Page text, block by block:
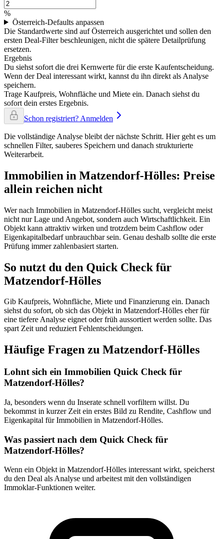
%
Österreich-Defaults anpassen
Die Standardwerte sind auf Österreich ausgerichtet und sollen den
ersten Deal-Filter beschleunigen, nicht die spätere Detailprüfung
ersetzen.
Ergebnis
Du siehst sofort die drei Kernwerte für die erste Kaufentscheidung.
Wenn der Deal interessant wirkt, kannst du ihn direkt als Analyse
speichern.
Trage Kaufpreis, Wohnfläche und Miete ein. Danach siehst du
sofort dein erstes Ergebnis.
Schon registriert? Anmelden
Die vollständige Analyse bleibt der nächste Schritt. Hier geht es um
schnellen Filter, sauberes Speichern und danach strukturierte
Weiterarbeit.
Immobilien in Matzendorf-Hölles: Preise
allein reichen nicht
Wer nach Immobilien in Matzendorf-Hölles sucht, vergleicht meist
nicht nur Lage und Angebot, sondern auch Wirtschaftlichkeit. Ein
Objekt kann attraktiv wirken und trotzdem beim Cashflow oder
Eigenkapitalbedarf unbrauchbar sein. Genau deshalb sollte die erste
Prüfung immer zahlenbasiert starten.
So nutzt du den Quick Check für
Matzendorf-Hölles
Gib Kaufpreis, Wohnfläche, Miete und Finanzierung ein. Danach
siehst du sofort, ob sich das Objekt in Matzendorf-Hölles eher für
eine tiefere Analyse eignet oder früh aussortiert werden sollte. Das
spart Zeit und reduziert Fehlentscheidungen.
Häufige Fragen zu Matzendorf-Hölles
Lohnt sich ein Immobilien Quick Check für
Matzendorf-Hölles?
Ja, besonders wenn du Inserate schnell vorfiltern willst. Du
bekommst in kurzer Zeit ein erstes Bild zu Rendite, Cashflow und
Eigenkapital für Immobilien in Matzendorf-Hölles.
Was passiert nach dem Quick Check für
Matzendorf-Hölles?
Wenn ein Objekt in Matzendorf-Hölles interessant wirkt, speicherst
du den Deal als Analyse und arbeitest mit den vollständigen
Immoklar-Funktionen weiter.